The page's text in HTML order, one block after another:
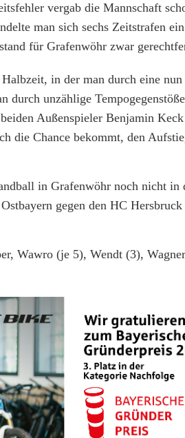
vergab die Mannschaft
man sich sechs Zeitstrafen
für Grafenwöhr zwar
in der man durch eine
durch unzählige
Außenspieler Benjamin
die Chance bekommt, den
in Grafenwöhr noch nicht
gegen den HC
Wawro (je 5), Wendt (3),